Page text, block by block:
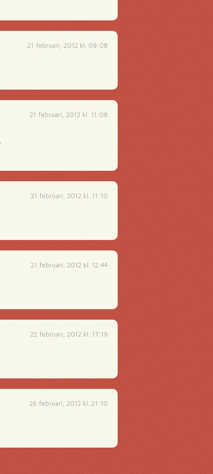
21 februari, 2012 kl. 09:08
21 februari, 2012 kl. 11:08
21 februari, 2012 kl. 11:10
21 februari, 2012 kl. 12:44
22 februari, 2012 kl. 17:19
26 februari, 2012 kl. 21:10